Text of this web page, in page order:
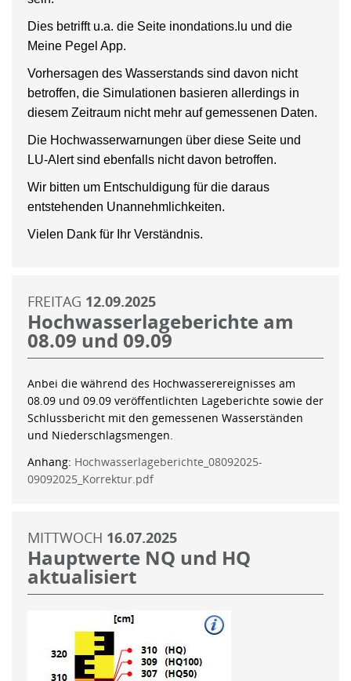
Dies betrifft u.a. die Seite inondations.lu und die
Meine Pegel App.
Vorhersagen des Wasserstands sind davon nicht
betroffen, die Simulationen basieren allerdings in
diesem Zeitraum nicht mehr auf gemessenen Daten.
Die Hochwasserwarnungen über diese Seite und
LU-Alert sind ebenfalls nicht davon betroffen.
Wir bitten um Entschuldigung für die daraus
entstehenden Unannehmlichkeiten.
Vielen Dank für Ihr Verständnis.
FREITAG 12.09.2025
Hochwasserlageberichte am
08.09 und 09.09
Anbei die während des Hochwasserereignisses am
08.09 und 09.09 veröffentlichten Lageberichte sowie der
Schlussbericht mit den gemessenen Wasserständen
und Niederschlagsmengen.
Anhang: Hochwasserlageberichte_08092025-
09092025_Korrektur.pdf
MITTWOCH 16.07.2025
Hauptwerte NQ und HQ
aktualisiert